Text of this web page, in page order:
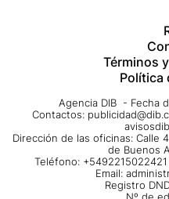
Términos
Política
Agencia DIB - Fecha
Contactos:
Dirección de las oficinas: Calle
de Buenos
Teléfono:
Email:
Registro